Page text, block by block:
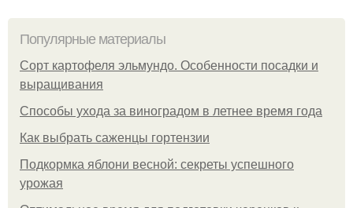
Популярные материалы
Сорт картофеля эльмундо. Особенности посадки и
выращивания
Способы ухода за виноградом в летнее время года
Как выбрать саженцы гортензии
Подкормка яблони весной: секреты успешного
урожая